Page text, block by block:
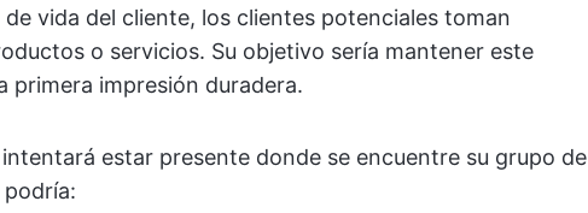
vida del cliente, los clientes potenciales toman
o servicios. Su objetivo sería mantener este
primera impresión duradera.
estar presente donde se encuentre su grupo de